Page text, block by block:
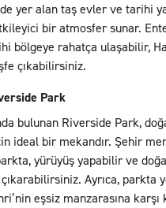
yer alan taş evler ve tarihi
bir atmosfer sunar.
bölgeye rahatça ulaşabilir,
çıkabilirsiniz.
Park
bulunan Riverside Park,
ideal bir mekandır. Şehir
yürüyüş yapabilir ve
Ayrıca, parkta
eşsiz manzarasına